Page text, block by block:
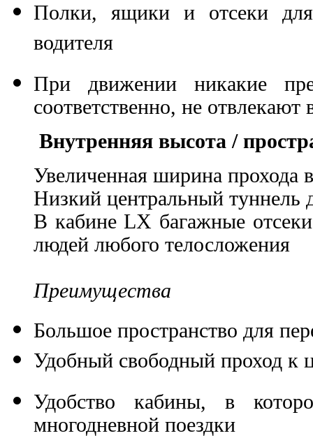
Полки, ящики и отсеки
водителя
При движении никакие
соответственно, не отвлекают
Внутренняя высота /
Увеличенная ширина прохода
Низкий центральный туннель
В кабине LX багажные
людей любого телосложения
Преимущества
Большое пространство для
Удобный свободный проход к
Удобство кабины, в
многодневной поездки